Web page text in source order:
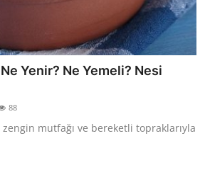
Yenir? Ne Yemeli? Nesi
88
mutfağı ve bereketli topraklarıyla